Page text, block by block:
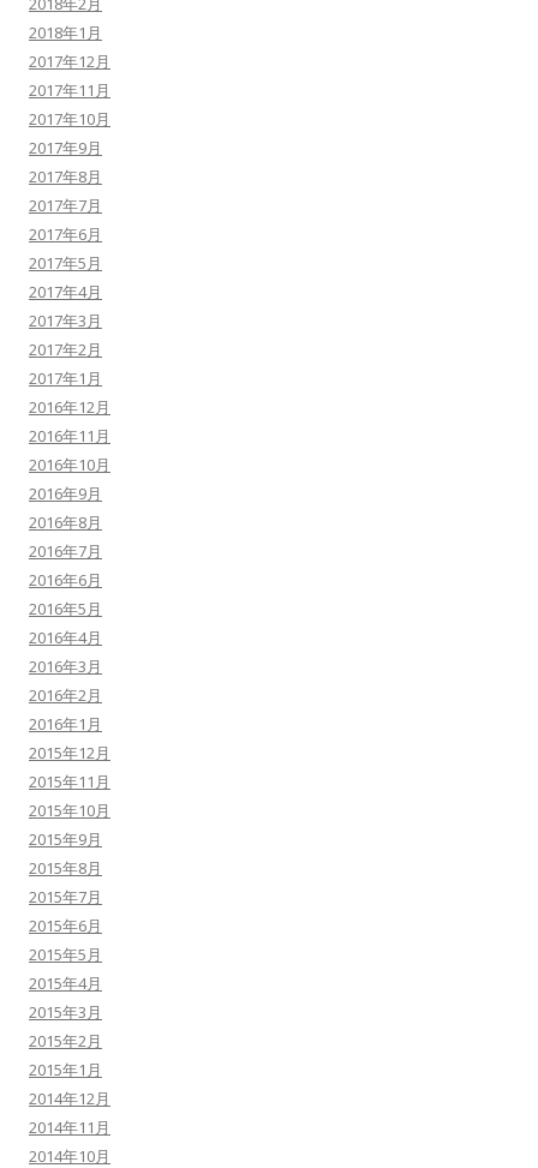
2018年1月
2017年12月
2017年11月
2017年10月
2017年9月
2017年8月
2017年7月
2017年6月
2017年5月
2017年4月
2017年3月
2017年2月
2017年1月
2016年12月
2016年11月
2016年10月
2016年9月
2016年8月
2016年7月
2016年6月
2016年5月
2016年4月
2016年3月
2016年2月
2016年1月
2015年12月
2015年11月
2015年10月
2015年9月
2015年8月
2015年7月
2015年6月
2015年5月
2015年4月
2015年3月
2015年2月
2015年1月
2014年12月
2014年11月
2014年10月